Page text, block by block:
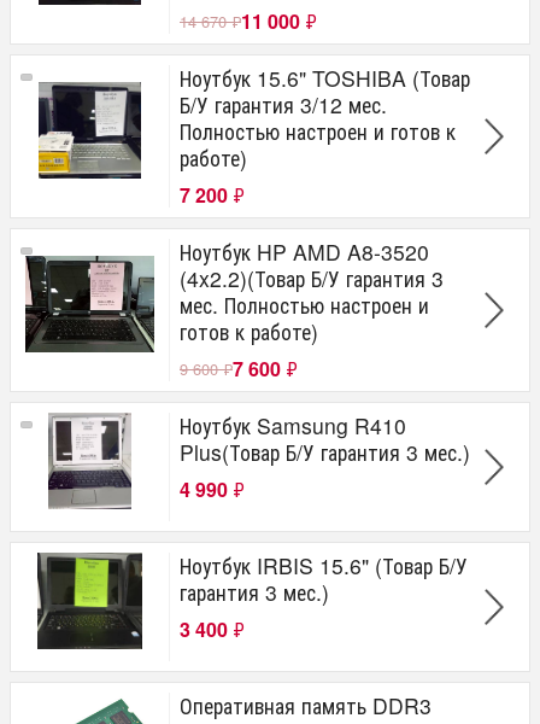
14 670₽11 000 ₽
Ноутбук 15.6" TOSHIBA (Товар
Б/У гарантия 3/12 мес.
Полностью настроен и готов к
работе)
7 200 ₽
Ноутбук HP AMD A8-3520
(4x2.2)(Товар Б/У гарантия 3
мес. Полностью настроен и
готов к работе)
9 600₽7 600 ₽
Ноутбук Samsung R410
Plus(Товар Б/У гарантия 3 мес.)
4 990 ₽
Ноутбук IRBIS 15.6" (Товар Б/У
гарантия 3 мес.)
3 400 ₽
Оперативная память DDR3